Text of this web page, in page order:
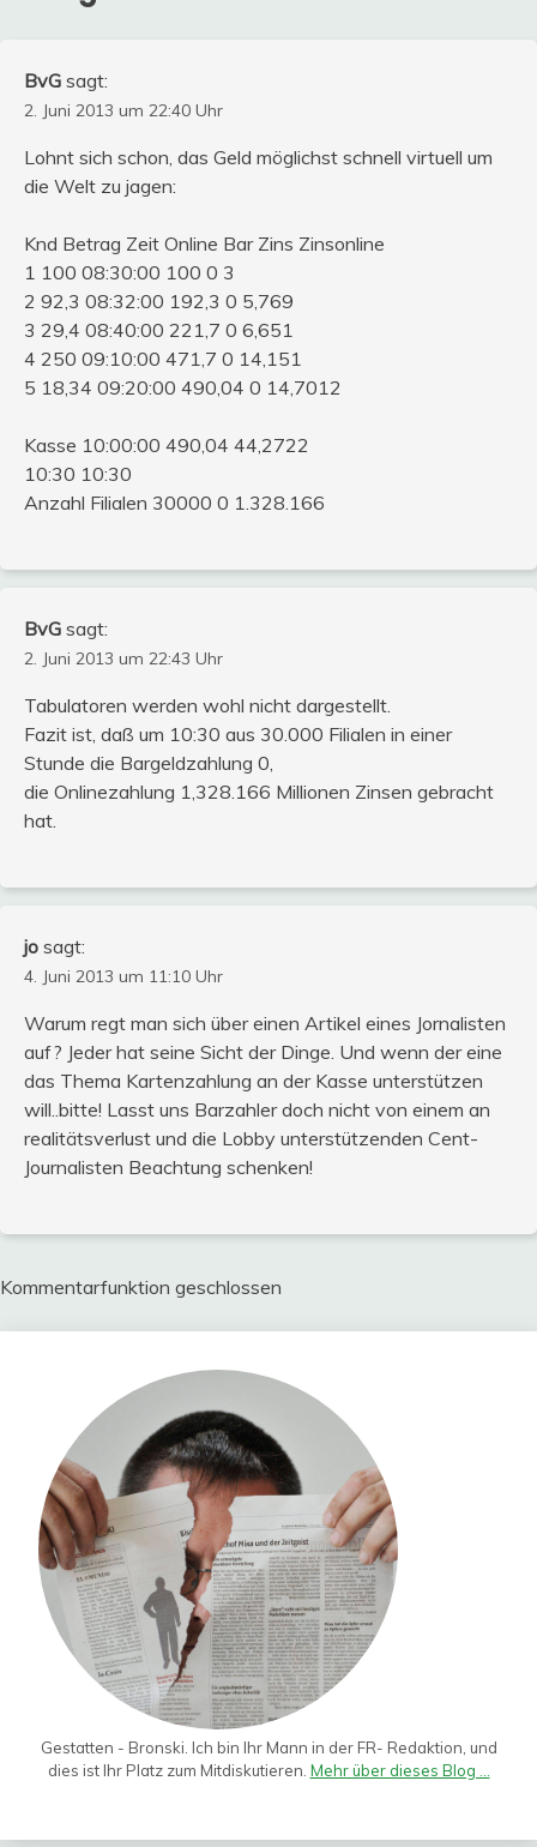
BvG sagt:
2. Juni 2013 um 22:40 Uhr
Lohnt sich schon, das Geld möglichst schnell virtuell um
die Welt zu jagen:
Knd Betrag Zeit Online Bar Zins Zinsonline
1 100 08:30:00 100 0 3
2 92,3 08:32:00 192,3 0 5,769
3 29,4 08:40:00 221,7 0 6,651
4 250 09:10:00 471,7 0 14,151
5 18,34 09:20:00 490,04 0 14,7012
Kasse 10:00:00 490,04 44,2722
10:30 10:30
Anzahl Filialen 30000 0 1.328.166
BvG sagt:
2. Juni 2013 um 22:43 Uhr
Tabulatoren werden wohl nicht dargestellt.
Fazit ist, daß um 10:30 aus 30.000 Filialen in einer
Stunde die Bargeldzahlung 0,
die Onlinezahlung 1,328.166 Millionen Zinsen gebracht
hat.
jo sagt:
4. Juni 2013 um 11:10 Uhr
Warum regt man sich über einen Artikel eines Jornalisten
auf? Jeder hat seine Sicht der Dinge. Und wenn der eine
das Thema Kartenzahlung an der Kasse unterstützen
will..bitte! Lasst uns Barzahler doch nicht von einem an
realitätsverlust und die Lobby unterstützenden Cent-
Journalisten Beachtung schenken!
Kommentarfunktion geschlossen
Gestatten - Bronski. Ich bin Ihr Mann in der FR- Redaktion, und
dies ist Ihr Platz zum Mitdiskutieren. Mehr über dieses Blog ...